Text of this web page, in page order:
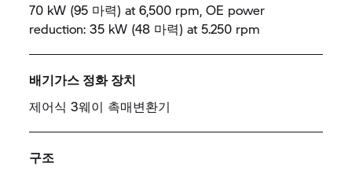
70 kW (95 마력) at 6,500 rpm, OE power
reduction: 35 kW (48 마력) at 5.250 rpm
배기가스 정화 장치
제어식 3웨이 촉매변환기
구조